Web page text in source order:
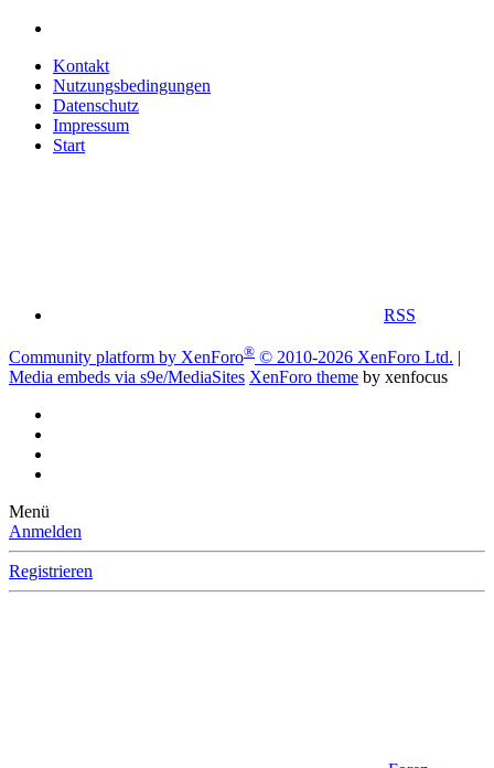
Kontakt
Nutzungsbedingungen
Datenschutz
Impressum
Start
RSS
Community platform by XenForo® © 2010-2026 XenForo Ltd. |
Media embeds via s9e/MediaSites XenForo theme by xenfocus
Menü
Anmelden
Registrieren